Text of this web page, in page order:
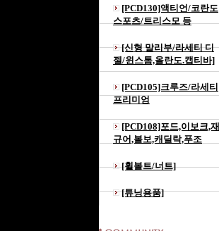
[PCD130]액티언/코란도
스포츠/트리스모 등
[신형 말리부/라세티 디
젤/윈스톰,올란도.캡티바]
[PCD105]크루즈/라세티
프리미엄
[PCD108]포드,이보크,재
규어,볼보,캐딜락,푸조
[휠볼트/너트]
[튜닝용품]